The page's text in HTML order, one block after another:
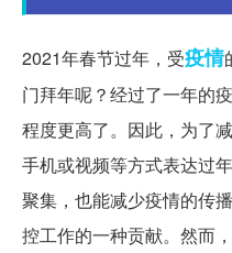
2021年春节过年，受疫情
门拜年呢？经过了一年的
程度更高了。因此，为了
手机或视频等方式表达过
聚集，也能减少疫情的传
控工作的一种贡献。然而